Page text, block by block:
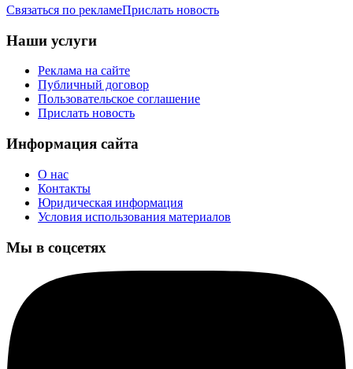
Связаться по рекламеПрислать новость
Наши услуги
Реклама на сайте
Публичный договор
Пользовательское соглашение
Прислать новость
Информация сайта
О нас
Контакты
Юридическая информация
Условия использования материалов
Мы в соцсетях